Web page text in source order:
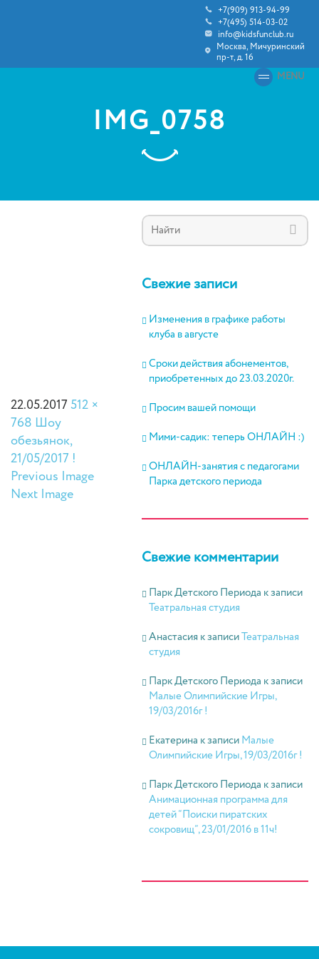
+7(909) 913-94-99
+7(495) 514-03-02
info@kidsfunclub.ru
Москва, Мичуринский
пр-т, д. 16
MENU
IMG_0758
22.05.2017 512 ×
768 Шоу
обезьянок,
21/05/2017 !
Previous Image
Next Image
Свежие записи
Изменения в графике работы
клуба в августе
Сроки действия абонементов,
приобретенных до 23.03.2020г.
Просим вашей помощи
Мими-садик: теперь ОНЛАЙН :)
ОНЛАЙН-занятия с педагогами
Парка детского периода
Свежие комментарии
Парк Детского Периода к записи
Театральная студия
Анастасияк записиТеатральная
студия
Парк Детского Периода к записи
Малые Олимпийские Игры,
19/03/2016г !
Екатерина к записиМалые
Олимпийские Игры, 19/03/2016г !
Парк Детского Периода к записи
Анимационная программа для
детей “Поиски пиратских
сокровищ”, 23/01/2016 в 11ч!